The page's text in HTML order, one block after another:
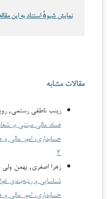
نمایش شیوهٔ استناد به این مقاله
مقالات مشابه
زینب ناطقی رستمی,
فساد مالی مبتنی بر
۳
زهرا اصغري, بهمن
شناسایی و رتبه‌بندی